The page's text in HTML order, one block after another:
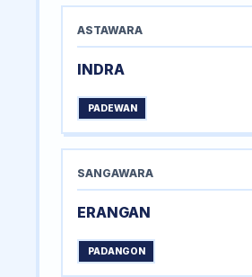
ASTAWARA
INDRA
PADEWAN
SANGAWARA
ERANGAN
PADANGON